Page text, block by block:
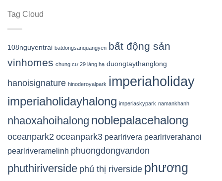
Tag Cloud
108nguyentrai batdongsanquangyen bất động sản
vinhomes chung cư 29 láng hạ duongtaythanglong
hanoisignature hinoderoyalpark imperiaholiday
imperiaholidayhalong imperiaskypark namankhanh
nhaoxahoihalong noblepalacehalong
oceanpark2 oceanpark3 pearlrivera pearlriverahanoi
pearlriveramelinh phuongdongvandon
phuthiriverside phú thị riverside phương